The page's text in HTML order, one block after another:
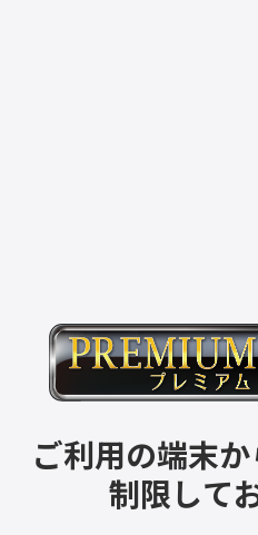
ご利用の端末
制限して